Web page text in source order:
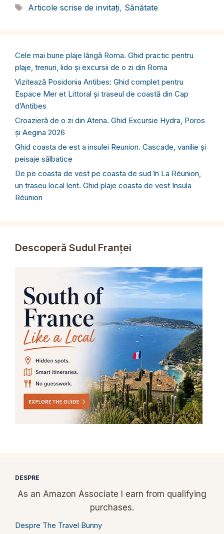
Etichete
Articole scrise de invitați, Sănătate
Cele mai bune plaje lângă Roma. Ghid practic pentru
plaje, trenuri, lido și excursii de o zi din Roma
Vizitează Posidonia Antibes: Ghid complet pentru
Espace Mer et Littoral și traseul de coastă din Cap
d’Antibes
Croazieră de o zi din Atena. Ghid Excursie Hydra, Poros
și Aegina 2026
Ghid coasta de est a insulei Reunion. Cascade, vanilie și
peisaje sălbatice
De pe coasta de vest pe coasta de sud în La Réunion,
un traseu local lent. Ghid plaje coasta de vest Insula
Réunion
Descoperă Sudul Franței
DESPRE
As an Amazon Associate I earn from qualifying
purchases.
Despre The Travel Bunny